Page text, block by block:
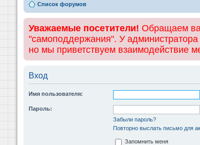
Список форумов
Уважаемые посетители! Обращаем
"самоподдержания". У
но мы приветствуем взаимодействие
Вход
Имя пользователя:
Пароль:
Забыли пароль?
Повторно выслать письмо для
Запомнить меня